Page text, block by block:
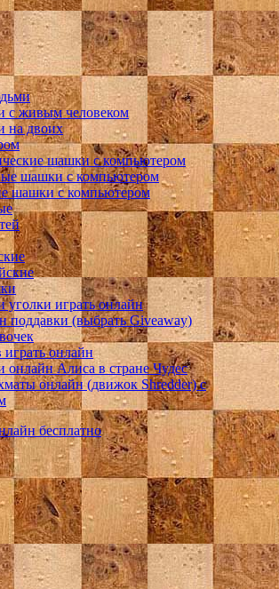
живым человеком
двоих
шашки с компьютером
шашки с компьютером
шашки с компьютером
играть онлайн
поддавки (выбрать Giveaway)
играть онлайн
Алиса в стране Чудес
онлайн (движок Shredder) с
бесплатно